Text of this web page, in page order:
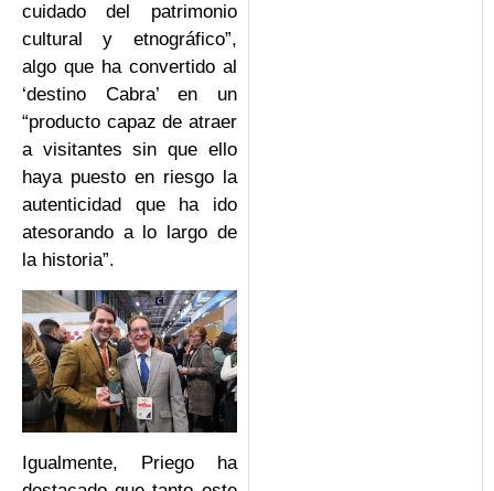
cuidado del patrimonio
cultural y etnográfico”,
algo que ha convertido al
‘destino Cabra’ en un
“producto capaz de atraer
a visitantes sin que ello
haya puesto en riesgo la
autenticidad que ha ido
atesorando a lo largo de
la historia”.
Igualmente, Priego ha